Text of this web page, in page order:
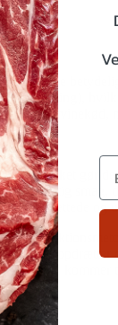
at være
blege svinekød,
hvilket gør
nøddeagtig
af mættede og
af
der
kuld kommer